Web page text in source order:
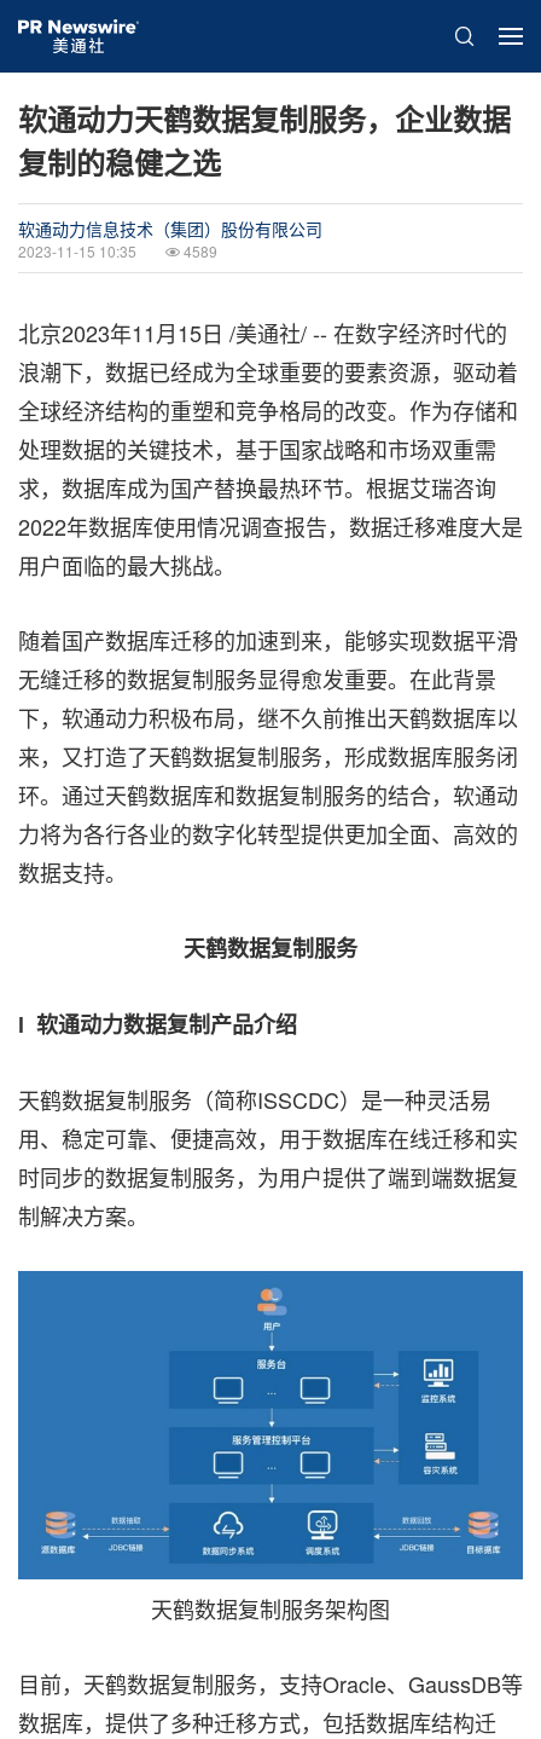
软通动力天鹤数据复制服务，企业数据
复制的稳健之选
软通动力信息技术（集团）股份有限公司
2023-11-15 10:35 4589
北京2023年11月15日 /美通社/ -- 在数字经济时代的
浪潮下，数据已经成为全球重要的要素资源，驱动着
全球经济结构的重塑和竞争格局的改变。作为存储和
处理数据的关键技术，基于国家战略和市场双重需
求，数据库成为国产替换最热环节。根据艾瑞咨询
2022年数据库使用情况调查报告，数据迁移难度大是
用户面临的最大挑战。
随着国产数据库迁移的加速到来，能够实现数据平滑
无缝迁移的数据复制服务显得愈发重要。在此背景
下，软通动力积极布局，继不久前推出天鹤数据库以
来，又打造了天鹤数据复制服务，形成数据库服务闭
环。通过天鹤数据库和数据复制服务的结合，软通动
力将为各行各业的数字化转型提供更加全面、高效的
数据支持。
天鹤数据复制服务
l 软通动力数据复制产品介绍
天鹤数据复制服务（简称ISSCDC）是一种灵活易
用、稳定可靠、便捷高效，用于数据库在线迁移和实
时同步的数据复制服务，为用户提供了端到端数据复
制解决方案。
天鹤数据复制服务架构图
目前，天鹤数据复制服务，支持Oracle、GaussDB等
数据库，提供了多种迁移方式，包括数据库结构迁